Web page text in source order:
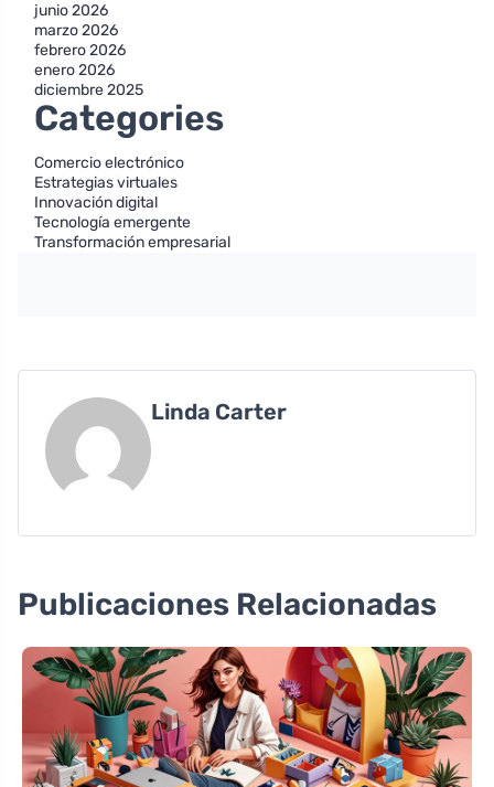
junio 2026
marzo 2026
febrero 2026
enero 2026
diciembre 2025
Categories
Comercio electrónico
Estrategias virtuales
Innovación digital
Tecnología emergente
Transformación empresarial
Linda Carter
Publicaciones Relacionadas